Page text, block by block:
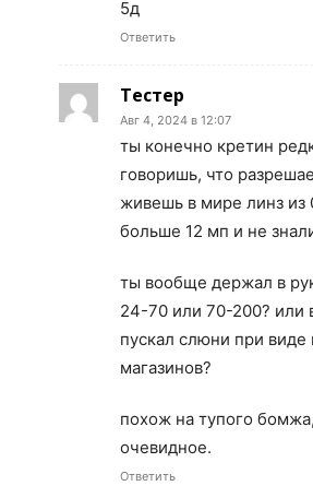
5д
Ответить
Тестер
Авг 4, 2024 в 12:07
ты конечно кретин
говоришь, что
живешь в мире линз из
больше 12 мп и не
ты вообще держал в
24-70 или 70-200? или
пускал слюни при виде
магазинов?
похож на тупого
очевидное.
Ответить